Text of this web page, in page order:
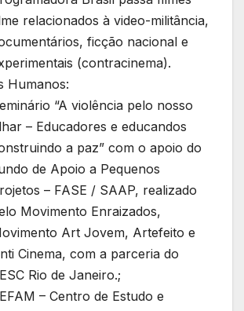
relacionados à video-militância,
ficção nacional e
(contracinema).
Humanos:
“A violência pelo nosso
– Educadores e educandos
a paz” com o apoio do
de Apoio a Pequenos
– FASE / SAAP, realizado
Movimento Enraizados,
Art Jovem, Artefeito e
Cinema, com a parceria do
Rio de Janeiro.;
– Centro de Estudo e